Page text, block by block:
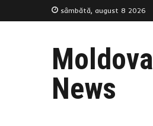
sâmbătă, august 8 2026
Moldova
News